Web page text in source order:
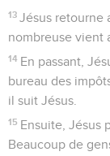
13 Jésus retourne
nombreuse vient
14 En passant,
bureau des
il suit Jésus.
15 Ensuite, Jésus
Beaucoup de